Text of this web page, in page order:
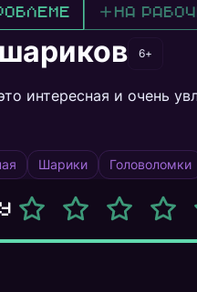
На
6+
интересная и очень
Шарики Головоломки